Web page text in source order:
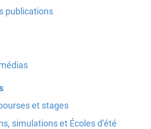
publications
et stages
simulations et Écoles d’été